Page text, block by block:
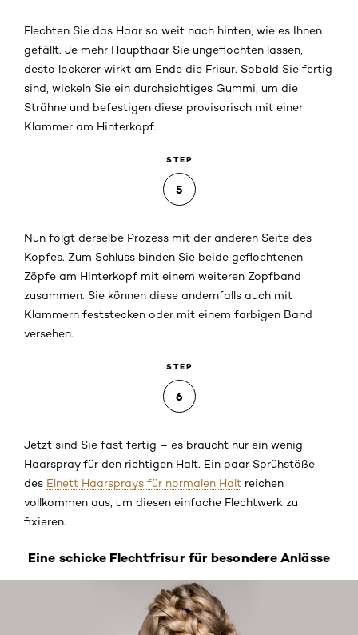
Flechten Sie das Haar so weit nach hinten, wie es Ihnen
gefällt. Je mehr Haupthaar Sie ungeflochten lassen,
desto lockerer wirkt am Ende die Frisur. Sobald Sie fertig
sind, wickeln Sie ein durchsichtiges Gummi, um die
Strähne und befestigen diese provisorisch mit einer
Klammer am Hinterkopf.
STEP
5
Nun folgt derselbe Prozess mit der anderen Seite des
Kopfes. Zum Schluss binden Sie beide geflochtenen
Zöpfe am Hinterkopf mit einem weiteren Zopfband
zusammen. Sie können diese andernfalls auch mit
Klammern feststecken oder mit einem farbigen Band
versehen.
STEP
6
Jetzt sind Sie fast fertig – es braucht nur ein wenig
Haarspray für den richtigen Halt. Ein paar Sprühstöße
des Elnett Haarsprays für normalen Halt reichen
vollkommen aus, um diesen einfache Flechtwerk zu
fixieren.
Eine schicke Flechtfrisur für besondere Anlässe